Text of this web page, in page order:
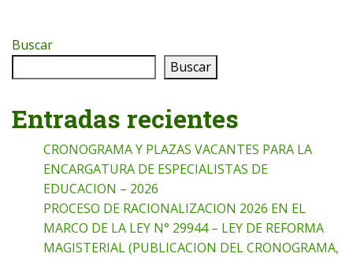
Buscar
Buscar
Entradas recientes
CRONOGRAMA Y PLAZAS VACANTES PARA LA
ENCARGATURA DE ESPECIALISTAS DE
EDUCACION – 2026
PROCESO DE RACIONALIZACION 2026 EN EL
MARCO DE LA LEY N° 29944 – LEY DE REFORMA
MAGISTERIAL (PUBLICACION DEL CRONOGRAMA,